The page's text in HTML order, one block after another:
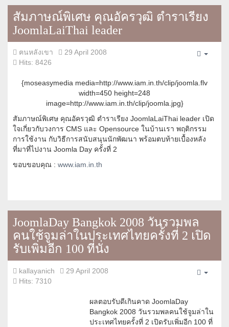
สัมภาษณ์พิเศษ คุณอัครวุฒิ ตำราเรียง
JoomlaLaiThai leader
ฅนหลังเขา
29 April 2008
Hits: 8426
{moseasymedia media=http://www.iam.in.th/clip/joomla.flv
width=450 height=248
image=http://www.iam.in.th/clip/joomla.jpg}
สัมภาษณ์พิเศษ คุณอัครวุฒิ ตำราเรียง JoomlaLaiThai leader เปิด
ใจเกี่ยวกับวงการ CMS และ Opensource ในบ้านเรา พฤติกรรม
การใช้งาน กับวิธีการสนับสนุนนักพัฒนา พร้อมตบท้ายเบื้องหลัง
ที่มาที่ไปงาน Joomla Day ครั้งที่ 2
ขอบขอบคุณ : www.iam.in.th
JoomlaDay Bangkok 2008 วันรวมพล
คนใช้จูมล่าในประเทศไทยครั้งที่ 2 เปิด
รับเพิ่มอีก 100 ที่นั่ง
kallayanich
29 April 2008
Hits: 7310
ผลตอบรับดีเกินคาด JoomlaDay
Bangkok 2008 วันรวมพลคนใช้จูมล่าใน
ประเทศไทยครั้งที่ 2 เปิดรับเพิ่มอีก 100 ที่